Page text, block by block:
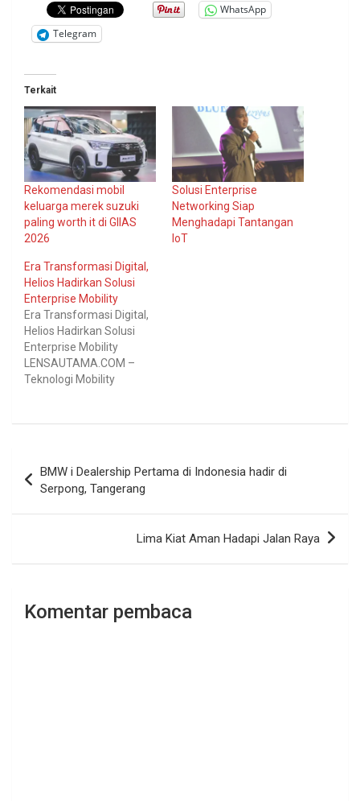
WhatsApp
Telegram
Terkait
Rekomendasi mobil
keluarga merek suzuki
paling worth it di GIIAS
2026
Solusi Enterprise
Networking Siap
Menghadapi Tantangan
IoT
Era Transformasi Digital,
Helios Hadirkan Solusi
Enterprise Mobility
Era Transformasi Digital,
Helios Hadirkan Solusi
Enterprise Mobility
LENSAUTAMA.COM –
Teknologi Mobility
individu saja, namun telah
untuk meningkatkan
costumer experience,
responden…
pos
BMW i Dealership Pertama di Indonesia hadir di
Serpong, Tangerang
Lima Kiat Aman Hadapi Jalan Raya
Komentar pembaca